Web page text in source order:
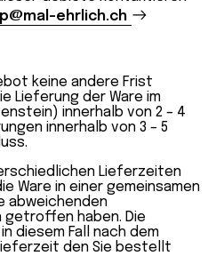
ehrlich.ch
keine andere Frist
Lieferung der Ware im
innerhalb von 2 – 4
innerhalb von 3 – 5
Lieferzeiten
Ware in einer gemeinsamen
abweichenden
getroffen haben. Die
diesem Fall nach dem
den Sie bestellt